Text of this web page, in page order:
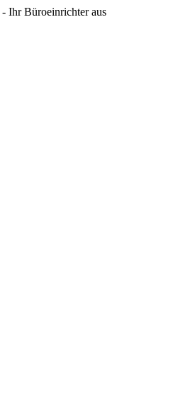
- Ihr Büroeinrichter aus